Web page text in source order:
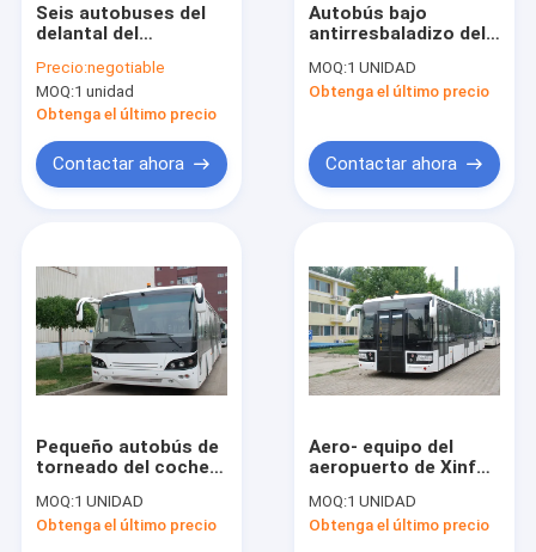
Seis autobuses del
delantal del
transferencia del
motor diesel de la
puerta
Precio:negotiable
MOQ:1 unidad
Obtenga el último precio
Contactar ahora
Autobús bajo
antirresbaladizo del
la pista de despeque
del piso con
MOQ:1 UNIDAD
Obtenga el último precio
Contactar ahora
Pequeño autobús de
torneado del coche
despeque del radio
aero- con el motor
MOQ:1 UNIDAD
Obtenga el último precio
Aero- equipo del
aeropuerto de Xinfa
pasajeros con el
delantal de aluminio
MOQ:1 UNIDAD
Obtenga el último precio